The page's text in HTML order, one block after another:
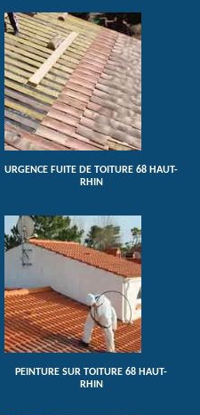
URGENCE FUITE DE TOITURE 68 HAUT-
RHIN
PEINTURE SUR TOITURE 68 HAUT-
RHIN